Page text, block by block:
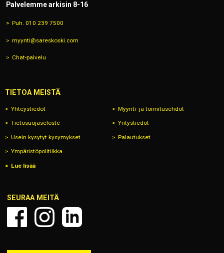
Palvelemme arkisin 8-16
Puh. 010 239 7500
myynti@sareskoski.com
Chat-palvelu
TIETOA MEISTÄ
Yhteystiedot Myynti- ja toimitusehdot
Tietosuojaseloste Yritystiedot
Usein kysytyt kysymykset Palautukset
Ympäristöpolitiikka
Lue lisää
SEURAA MEITÄ